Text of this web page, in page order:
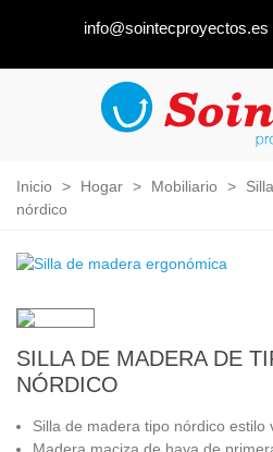
info@sointecproyectos.es
Inicio > Hogar > Mobiliario >
nórdico
SILLA DE MADERA DE
NÓRDICO
Silla de madera tipo nórdico estilo